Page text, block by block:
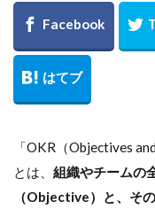
「OKR（Objectives
とは、 組織やチームの
（Objective）と、そ